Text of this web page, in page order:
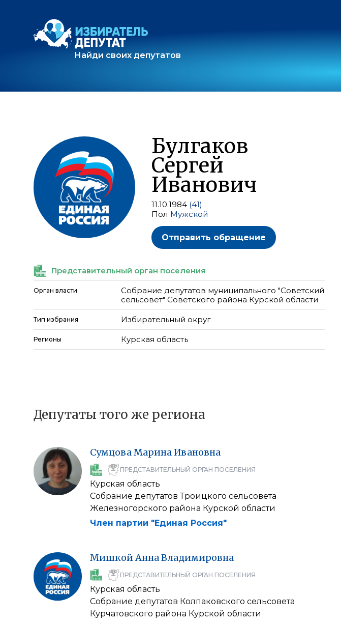
Найди своих депутатов
Булгаков
Сергей
Иванович
11.10.1984 (41)
Пол Мужской
Отправить обращение
Представительный орган поселения
Орган власти
Собрание депутатов муниципального "Советский
сельсовет" Советского района Курской области
Тип избрания Избирательный округ
Регионы Курская область
Депутаты того же региона
СумцоваМаринаИвановна
ПРЕДСТАВИТЕЛЬНЫЙ ОРГАН ПОСЕЛЕНИЯ
Курская область
Собрание депутатов Троицкого сельсовета
Железногорского района Курской области
Член партии "Единая Россия"
МишкойАннаВладимировна
ПРЕДСТАВИТЕЛЬНЫЙ ОРГАН ПОСЕЛЕНИЯ
Курская область
Собрание депутатов Колпаковского сельсовета
Курчатовского района Курской области